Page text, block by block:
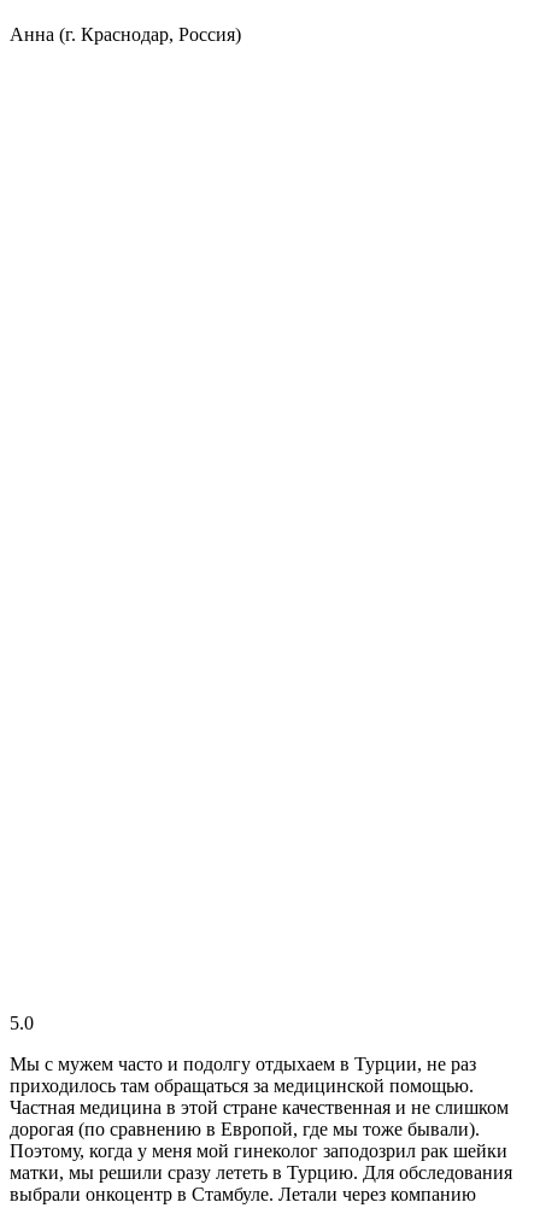
Анна (г. Краснодар, Россия)
5.0
Мы с мужем часто и подолгу отдыхаем в Турции, не раз
приходилось там обращаться за медицинской помощью.
Частная медицина в этой стране качественная и не слишком
дорогая (по сравнению в Европой, где мы тоже бывали).
Поэтому, когда у меня мой гинеколог заподозрил рак шейки
матки, мы решили сразу лететь в Турцию. Для обследования
выбрали онкоцентр в Стамбуле. Летали через компанию